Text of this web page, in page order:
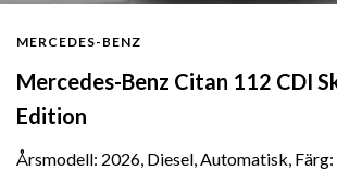
MERCEDES-BENZ
Mercedes-Benz Citan 112 CDI
Edition
Årsmodell: 2026, Diesel, Automatisk,